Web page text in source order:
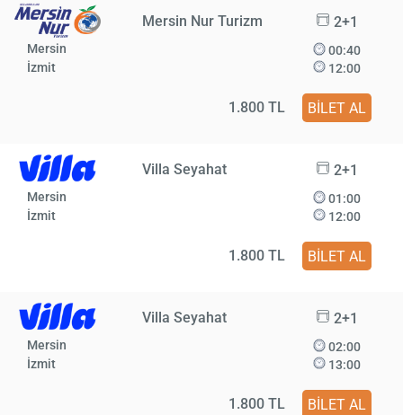
Mersin Nur Turizm 2+1
Mersin
İzmit
00:40
12:00
1.800 TL BİLET AL
Villa Seyahat 2+1
Mersin
İzmit
01:00
12:00
1.800 TL BİLET AL
Villa Seyahat 2+1
Mersin
İzmit
02:00
13:00
1.800 TL BİLET AL